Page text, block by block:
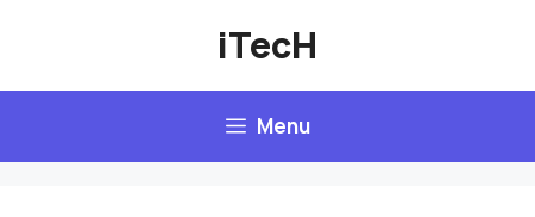
iTecH
Menu